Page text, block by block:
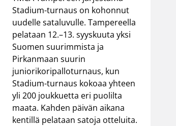
Stadium-turnaus on kohonnut
uudelle sataluvulle. Tampereella
pelataan 12.–13. syyskuuta yksi
Suomen suurimmista ja
Pirkanmaan suurin
juniorikoripalloturnaus, kun
Stadium-turnaus kokoaa yhteen
yli 200 joukkuetta eri puolilta
maata. Kahden päivän aikana
kentillä pelataan satoja otteluita.